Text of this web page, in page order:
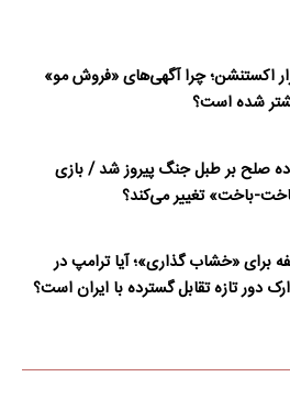
اکستنشن؛ چرا آگهی‌های «فروش مو»
شده است؟
صلح بر طبل جنگ پیروز شد / بازی
باخت» تغییر می‌کند؟
برای «خشاب گذاری»؛ آیا ترامپ در
دور تازه تقابل گسترده با ایران است؟